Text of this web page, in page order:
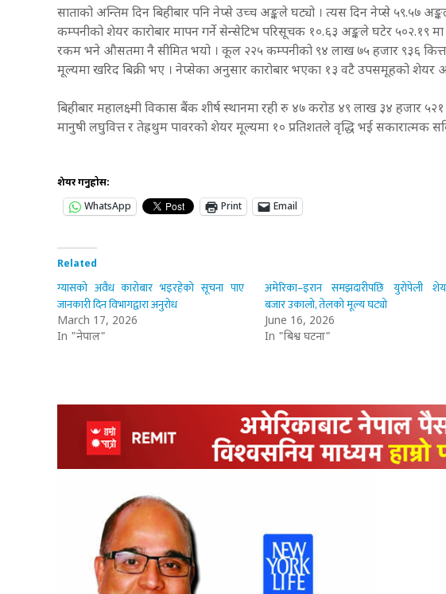
साताको अन्तिम दिन बिहीबार पनि नेप्से उच्च अङ्कले घट्यो । त्यस दिन नेप्से ५९.५७
कम्पनीको शेयर कारोबार मापन गर्ने सेन्सेटिभ परिसूचक १०.६३ अङ्कले घटेर ५०२.१९
रकम भने औसतमा नै सीमित भयो । कूल २२५ कम्पनीको ९४ लाख ७५ हजार ९३६
मूल्यमा खरिद बिक्री भए । नेप्सेका अनुसार कारोबार भएका १३ वटै उपसमूहको शेयर
बिहीबार महालक्ष्मी विकास बैंक शीर्ष स्थानमा रही रु ४७ करोड ४९ लाख ३४ हजार
मानुषी लघुवित्त र तेह्रथुम पावरको शेयर मूल्यमा १० प्रतिशतले वृद्धि भई सकारात्मक
शेयर गर्नुहोस:
WhatsApp
Print Email
Related
ग्यासको अवैध कारोबार भइरहेको सूचना पाए
जानकारी दिन विभागद्वारा अनुरोध
March 17, 2026
In "नेपाल"
अमेरिका–इरान समझदारीपछि युरोपेली
बजार उकालो, तेलको मूल्य घट्यो
June 16, 2026
In "बिश्व घटना"